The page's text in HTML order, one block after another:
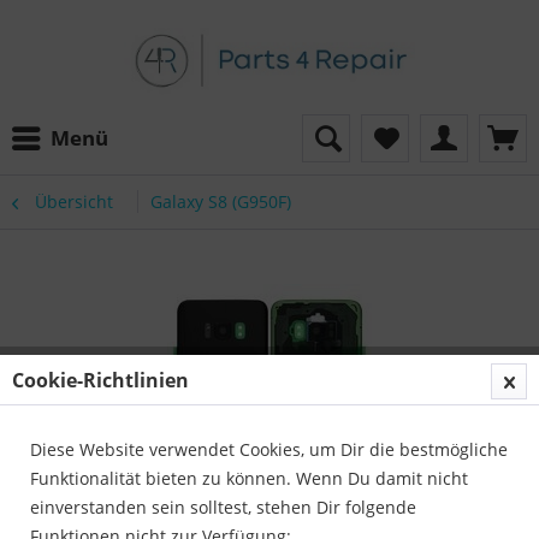
Menü
Übersicht Galaxy S8 (G950F)
Cookie-Richtlinien
Diese Website verwendet Cookies, um Dir die bestmögliche
Funktionalität bieten zu können. Wenn Du damit nicht
einverstanden sein solltest, stehen Dir folgende